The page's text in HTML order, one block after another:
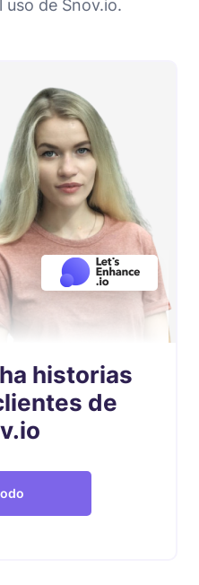
de Snov.io.
historias
de